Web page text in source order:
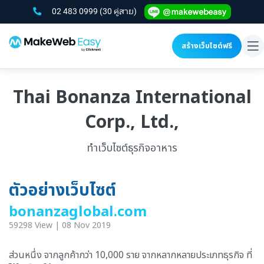
02 483 0999 (30 คู่สาย)
สร้างเว็บไซต์ฟรี
Thai Bonanza International
Corp., Ltd.,
ทำเว็บไซต์ธุรกิจอาหาร
ตัวอย่างเว็บไซต์
bonanzaglobal.com
59298 View | 08 Nov 2019
ส่วนหนึ่ง จากลูกค้ากว่า 10,000 ราย จากหลากหลายประเภทธุรกิจ ที่